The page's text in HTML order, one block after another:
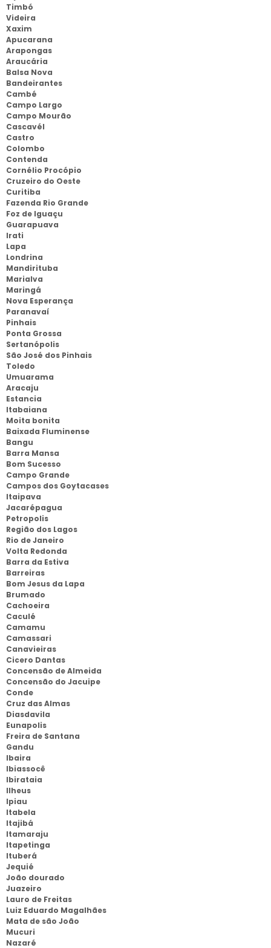
Timbó
Videira
Xaxim
Apucarana
Arapongas
Araucária
Balsa Nova
Bandeirantes
Cambé
Campo Largo
Campo Mourão
Cascavél
Castro
Colombo
Contenda
Cornélio Procópio
Cruzeiro do Oeste
Curitiba
Fazenda Rio Grande
Foz de Iguaçu
Guarapuava
Irati
Lapa
Londrina
Mandirituba
Marialva
Maringá
Nova Esperança
Paranavaí
Pinhais
Ponta Grossa
Sertanópolis
São José dos Pinhais
Toledo
Umuarama
Aracaju
Estancia
Itabaiana
Moita bonita
Baixada Fluminense
Bangu
Barra Mansa
Bom Sucesso
Campo Grande
Campos dos Goytacases
Itaipava
Jacarépagua
Petropolis
Região dos Lagos
Rio de Janeiro
Volta Redonda
Barra da Estiva
Barreiras
Bom Jesus da Lapa
Brumado
Cachoeira
Caculé
Camamu
Camassari
Canavieiras
Cicero Dantas
Concensão de Almeida
Concensão do Jacuipe
Conde
Cruz das Almas
Diasdavila
Eunapolis
Freira de Santana
Gandu
Ibaira
Ibiassocê
Ibirataia
Ilheus
Ipiau
Itabela
Itajibá
Itamaraju
Itapetinga
Ituberá
Jequié
João dourado
Juazeiro
Lauro de Freitas
Luiz Eduardo Magalhães
Mata de são João
Mucuri
Nazaré